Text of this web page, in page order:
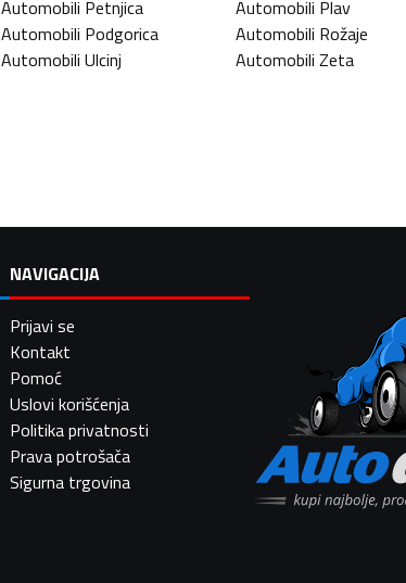
Automobili Petnjica Automobili Plav
Automobili Podgorica Automobili Rožaje
Automobili Ulcinj Automobili Zeta
NAVIGACIJA
Prijavi se
Kontakt
Pomoć
Uslovi korišćenja
Politika privatnosti
Prava potrošača
Sigurna trgovina